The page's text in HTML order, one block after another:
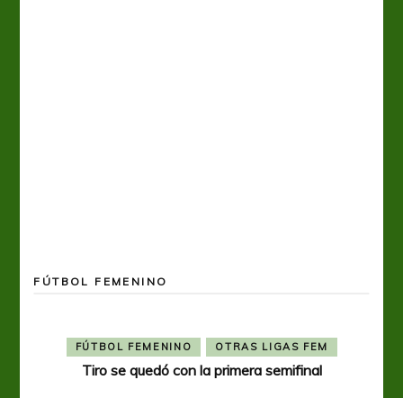
FÚTBOL FEMENINO
FÚTBOL FEMENINO OTRAS LIGAS FEM
Tiro se quedó con la primera semifinal